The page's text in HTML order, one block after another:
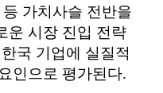
가치사슬 전반을
운 시장 진입 전략
국 기업에 실질적
인으로 평가된다.